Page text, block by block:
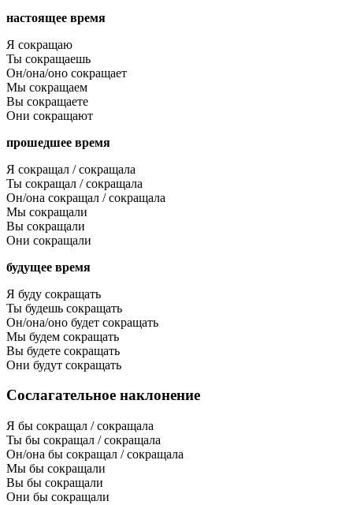
настоящее время
Я сокращаю
Ты сокращаешь
Он/она/оно сокращает
Мы сокращаем
Вы сокращаете
Они сокращают
прошедшее время
Я сокращал / сокращала
Ты сокращал / сокращала
Он/она сокращал / сокращала
Мы сокращали
Вы сокращали
Они сокращали
будущее время
Я буду сокращать
Ты будешь сокращать
Он/она/оно будет сокращать
Мы будем сокращать
Вы будете сокращать
Они будут сокращать
Сослагательное наклонение
Я бы сокращал / сокращала
Ты бы сокращал / сокращала
Он/она бы сокращал / сокращала
Мы бы сокращали
Вы бы сокращали
Они бы сокращали